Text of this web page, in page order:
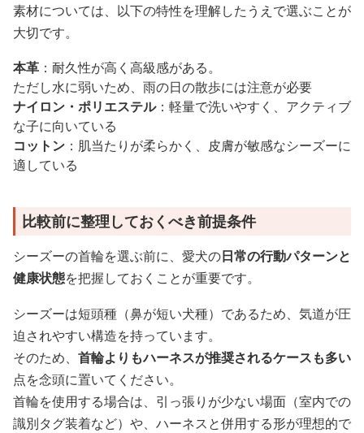
素材については、以下の特性を理解したうえで選ぶことが
大切です。
本革 ：耐久性が高く高級感がある。
ただし水に弱いため、雨の日の散歩には注意が必要
ナイロン・ポリエステル：軽量で洗いやすく、アクティブ
な子に向いている
コットン ：肌当たりが柔らかく、皮膚が敏感なシーズーに
適している
比較前に整理しておくべき前提条件
シーズーの首輪を選ぶ前に、愛犬の日常の行動パターンと
健康状態を把握しておくことが重要です。
シーズーは短頭種（鼻が短い犬種）であるため、気道が圧
迫されやすい構造を持っています。
そのため、 首輪よりもハーネスが推奨されるケースも多い
点を念頭に置いてください。
首輪を使用する場合は、引っ張りが少ない場面（室内での
識別タグ装着など）や、ハーネスと併用する形が理想的で